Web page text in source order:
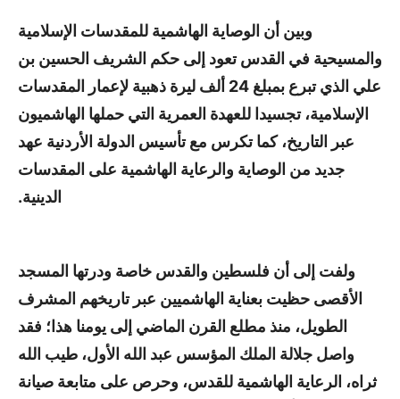
وبين أن الوصاية الهاشمية للمقدسات الإسلامية
والمسيحية في القدس تعود إلى حكم الشريف الحسين بن
علي الذي تبرع بمبلغ 24 ألف ليرة ذهبية لإعمار المقدسات
الإسلامية، تجسيدا للعهدة العمرية التي حملها الهاشميون
عبر التاريخ، كما تكرس مع تأسيس الدولة الأردنية عهد
جديد من الوصاية والرعاية الهاشمية على المقدسات
الدينية.
ولفت إلى أن فلسطين والقدس خاصة ودرتها المسجد
الأقصى حظيت بعناية الهاشميين عبر تاريخهم المشرف
الطويل، منذ مطلع القرن الماضي إلى يومنا هذا؛ فقد
واصل جلالة الملك المؤسس عبد الله الأول، طيب الله
ثراه، الرعاية الهاشمية للقدس، وحرص على متابعة صيانة